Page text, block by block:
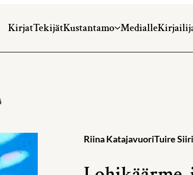
KirjatTekijätKustantamo Medialle
Riina KatajavuoriTuire